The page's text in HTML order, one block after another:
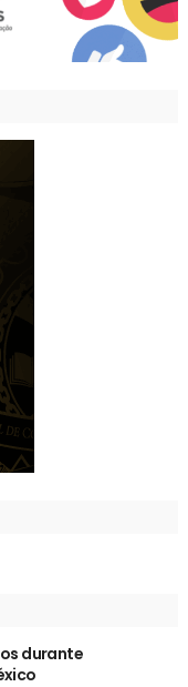
durante